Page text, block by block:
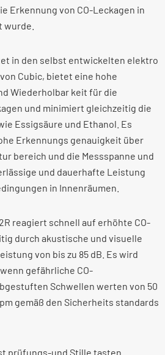
Erkennung von CO-Leckagen in
in den selbst entwickelten elektro
Cubic, bietet eine hohe
Wiederholbar keit für die
und minimiert gleichzeitig die
Essigsäure und Ethanol. Es
Erkennungs genauigkeit über
bereich und die Messspanne und
und dauerhafte Leistung
in Innenräumen.
reagiert schnell auf erhöhte CO-
durch akustische und visuelle
von bis zu 85 dB. Es wird
gefährliche CO-
Schwellen werten von 50
gemäß den Sicherheits standards
prüfungs-und Stille tasten